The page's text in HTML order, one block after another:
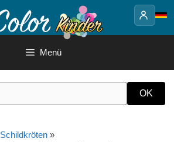
Menü
Schildkröten »